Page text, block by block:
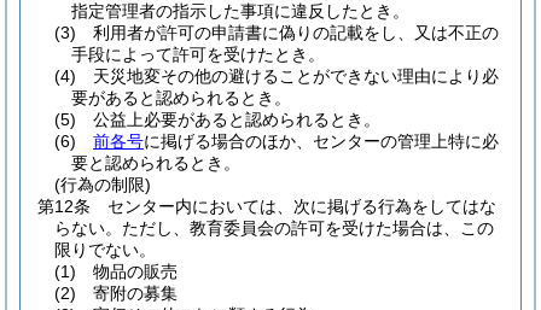
指定管理者の指示した事項に違反したとき。
(3)
利用者が許可の申請書に偽りの記載をし、又は不正の
手段によって許可を受けたとき。
(4)
天災地変その他の避けることができない理由により必
要があると認められるとき。
(5)
公益上必要があると認められるとき。
(6)
前各号に掲げる場合のほか、センターの管理上特に必
要と認められるとき。
(行為の制限)
第12条
センター内においては、次に掲げる行為をしてはな
らない。 ただし、教育委員会の許可を受けた場合は、この
限りでない。
(1)
物品の販売
(2)
寄附の募集